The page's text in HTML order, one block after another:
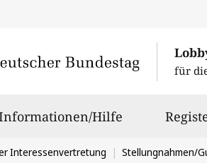
für
Hilfe
Interessenvertretung Stellungnahmen/